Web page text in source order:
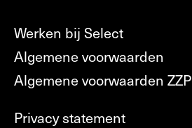
Werken bij Select
Algemene voorwaarden
Algemene voorwaarden ZZP
Privacy statement